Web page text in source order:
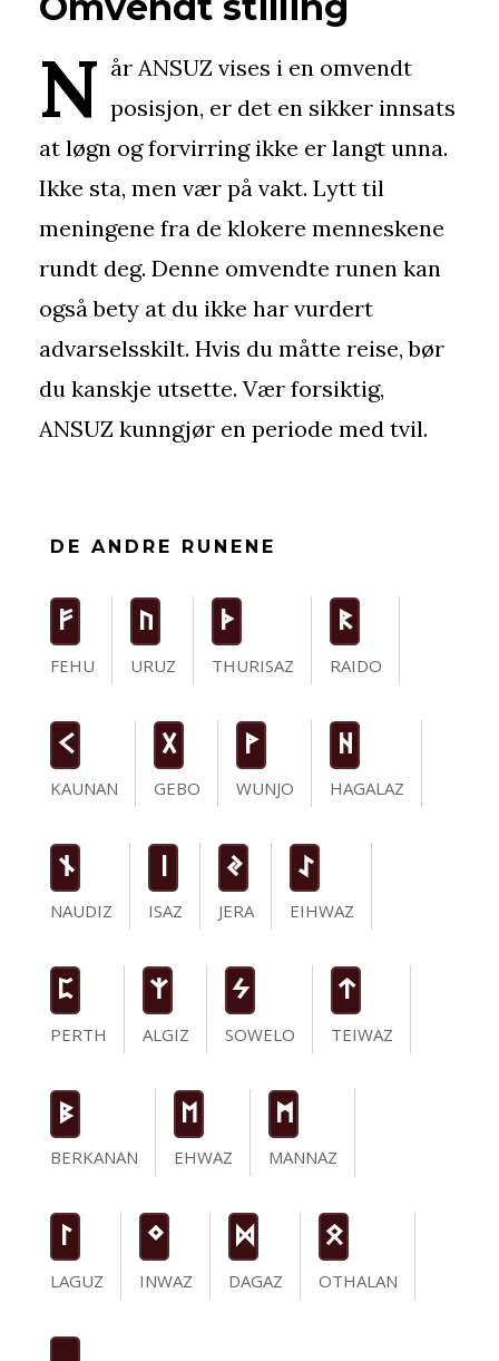
N år ANSUZ vises i en omvendt
posisjon, er det en sikker innsats
at løgn og forvirring ikke er langt unna.
Ikke sta, men vær på vakt. Lytt til
meningene fra de klokere menneskene
rundt deg. Denne omvendte runen kan
også bety at du ikke har vurdert
advarselsskilt. Hvis du måtte reise, bør
du kanskje utsette. Vær forsiktig,
ANSUZ kunngjør en periode med tvil.
DE ANDRE RUNENE
F
FEHU
U
URUZ
T
THURISAZ
R
RAIDO
K
KAUNAN
G
GEBO
W
WUNJO
H
HAGALAZ
n
NAUDIZ
ISAZ
J
JERA
I
EIHWAZ
P
PERTH
Z
ALGIZ
S
SOWELO
t
TEIWAZ
B
BERKANAN
E
EHWAZ
M
MANNAZ
L
LAGUZ
N
INWAZ
D
DAGAZ
O
OTHALAN